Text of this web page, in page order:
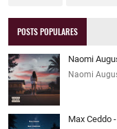
POSTS POPULARES
Naomi
Naomi
Max Ceddo